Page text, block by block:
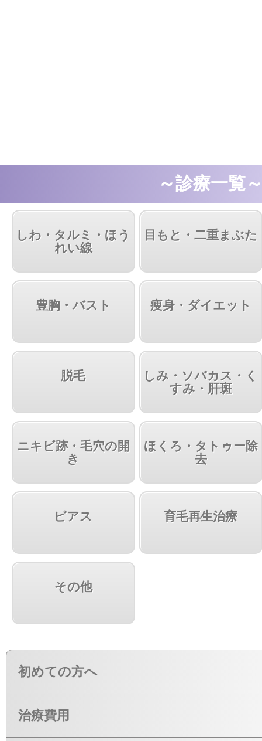
～診療一覧
しわ・タルミ・ほう
れい線
目もと・二重まぶた
豊胸・バスト 痩身・ダイエット
脱毛
しみ・ソバカス・く
すみ・肝斑
ニキビ跡・毛穴の開
き
ほくろ・タトゥー除
去
ピアス 育毛再生治療
その他
初めての方へ
治療費用